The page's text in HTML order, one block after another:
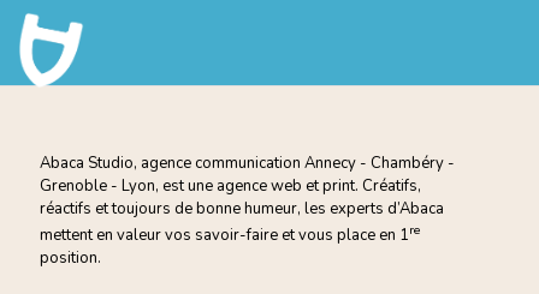
Abaca Studio, agence communication Annecy - Chambéry -
Grenoble - Lyon, est une agence web et print. Créatifs,
réactifs et toujours de bonne humeur, les experts d’Abaca
mettent en valeur vos savoir-faire et vous place en 1re
position.